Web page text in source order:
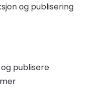
og publisering
publisere